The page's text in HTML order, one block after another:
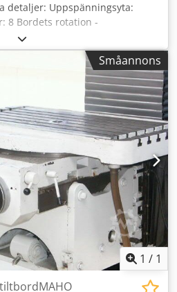
detaljer: Uppspänningsyta:
8 Bordets rotation -
Maskinvikt ca: 175 kg
spänningsbord för fräsmaskin,
Stativet kan justeras horisontellt
T-spår enligt DIN 650 och 508
c=9mm Dodju Nkrbspfx Ab
med 6 spännspår
är i nyskick!
Småannons
1 / 1